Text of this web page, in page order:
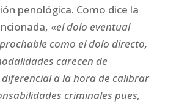
penológica. Como dice la
«el dolo eventual
como el dolo directo,
carecen de
a la hora de calibrar
criminales pues,